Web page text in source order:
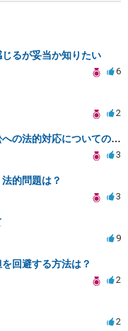
るが妥当か知りたい
6
2
亡父の債務相続放棄後の民事訴訟への法的対応についての相談
3
的問題は？
3
9
回避する方法は？
2
2